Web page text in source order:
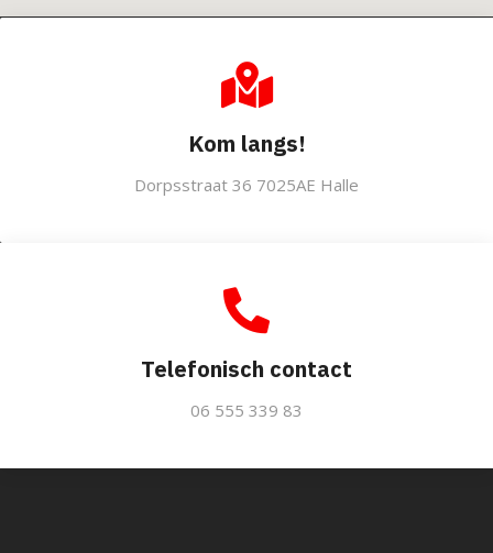
Kom langs!
Dorpsstraat 36 7025AE Halle
Telefonisch contact
06 555 339 83